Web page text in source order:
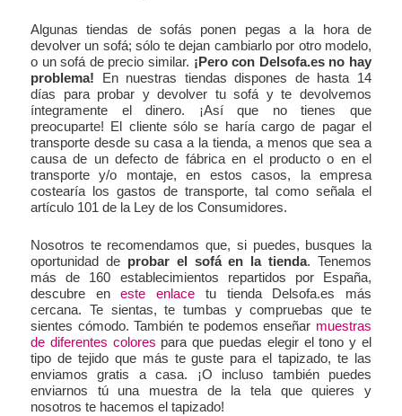
Algunas tiendas de sofás ponen pegas a la hora de
devolver un sofá; sólo te dejan cambiarlo por otro modelo,
o un sofá de precio similar. ¡Pero con Delsofa.es no hay
problema! En nuestras tiendas dispones de hasta 14
días para probar y devolver tu sofá y te devolvemos
íntegramente el dinero. ¡Así que no tienes que
preocuparte! El cliente sólo se haría cargo de pagar el
transporte desde su casa a la tienda, a menos que sea a
causa de un defecto de fábrica en el producto o en el
transporte y/o montaje, en estos casos, la empresa
costearía los gastos de transporte, tal como señala el
artículo 101 de la Ley de los Consumidores.
Nosotros te recomendamos que, si puedes, busques la
oportunidad de probar el sofá en la tienda. Tenemos
más de 160 establecimientos repartidos por España,
descubre eneste enlace tu tienda Delsofa.es más
cercana. Te sientas, te tumbas y compruebas que te
sientes cómodo. También te podemos enseñar muestras
de diferentes colores para que puedas elegir el tono y el
tipo de tejido que más te guste para el tapizado, te las
enviamos gratis a casa. ¡O incluso también puedes
enviarnos tú una muestra de la tela que quieres y
nosotros te hacemos el tapizado!